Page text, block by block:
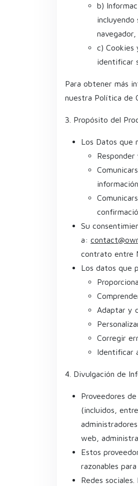
b)
c) Cookies
identificar
Para obtener más
nuestra Política de
3. Propósito del
Los Datos que
Su
a:
contrato entre
Los datos que
Adaptar y
Corregir
Identificar
4. Divulgación de
Proveedores
(incluidos,
web,
Estos
razonables
Redes